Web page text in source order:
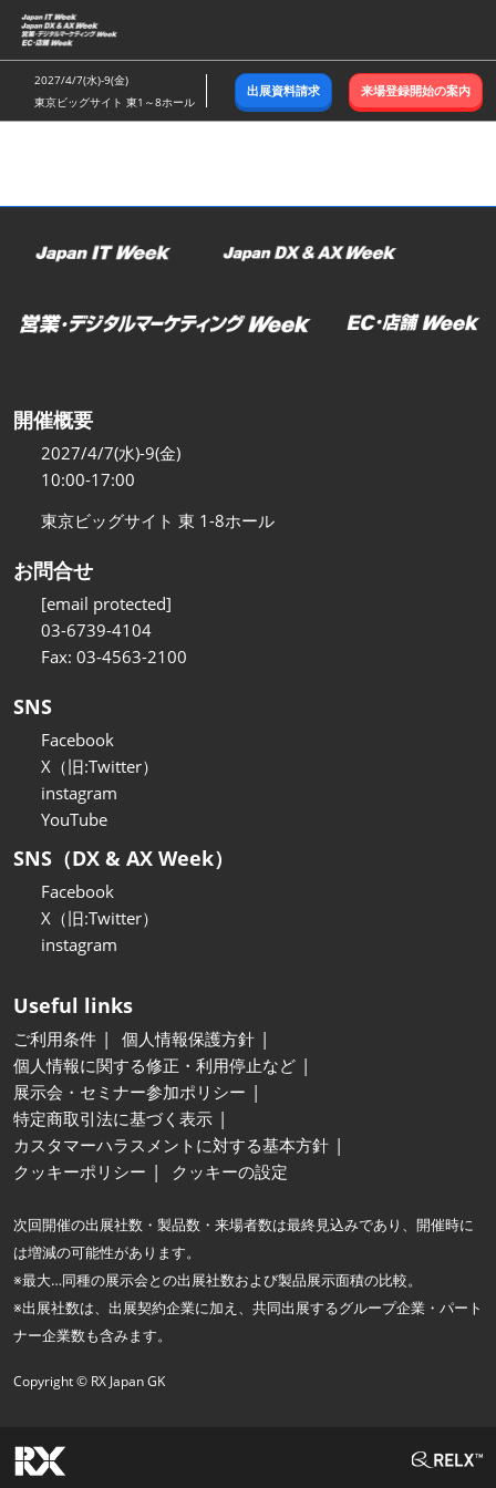
ス
キ
ッ
し
む
2027/4/7(水)-9(金)
東京ビッグサイト 東1～8ホール
出展資料請求 来場登録開始の案内
開催概要
2027/4/7(水)-9(金)
10:00-17:00
東京ビッグサイト 東 1-8ホール
お問合せ
[email protected]
03-6739-4104
Fax: 03-4563-2100
SNS
Facebook
X（旧:Twitter）
instagram
YouTube
SNS（DX & AX Week）
Facebook
X（旧:Twitter）
instagram
Useful links
ご利用条件
個人情報保護方針
個人情報に関する修正・利用停止など
展示会・セミナー参加ポリシー
特定商取引法に基づく表示
カスタマーハラスメントに対する基本方針
クッキーポリシー
クッキーの設定
次回開催の出展社数・製品数・来場者数は最終見込みであり、開催時に
は増減の可能性があります。
※最大…同種の展示会との出展社数および製品展示面積の比較。
※出展社数は、出展契約企業に加え、共同出展するグループ企業・パート
ナー企業数も含みます。
Copyright © RX Japan GK